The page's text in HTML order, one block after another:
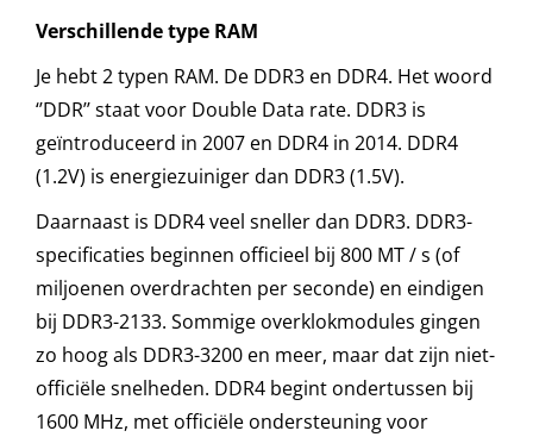
Verschillende type RAM
Je hebt 2 typen RAM. De DDR3 en DDR4. Het woord
‘’DDR’’ staat voor Double Data rate. DDR3 is
geïntroduceerd in 2007 en DDR4 in 2014. DDR4
(1.2V) is energiezuiniger dan DDR3 (1.5V).
Daarnaast is DDR4 veel sneller dan DDR3. DDR3-
specificaties beginnen officieel bij 800 MT / s (of
miljoenen overdrachten per seconde) en eindigen
bij DDR3-2133. Sommige overklokmodules gingen
zo hoog als DDR3-3200 en meer, maar dat zijn niet-
officiële snelheden. DDR4 begint ondertussen bij
1600 MHz, met officiële ondersteuning voor